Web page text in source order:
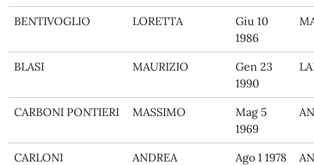
BENTIVOGLIO LORETTA
Giu 10
1986
BLASI MAURIZIO
Gen 23
1990
CARBONI PONTIERI MASSIMO
Mag 5
1969
CARLONI ANDREA Ago 1 1978